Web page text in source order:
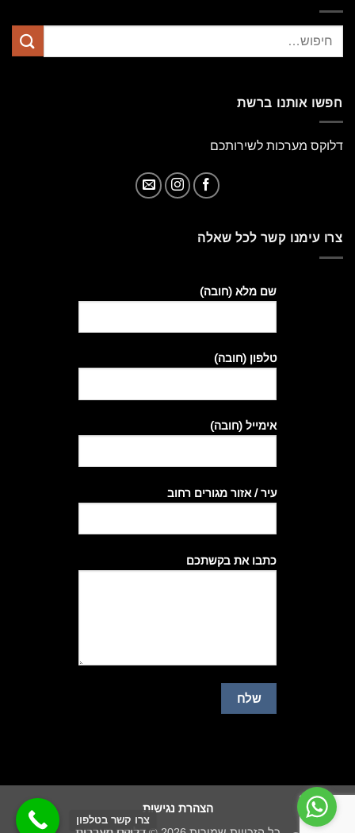
חפשו אותנו ברשת
דלוקס מערכות לשירותכם
צרו עימנו קשר לכל שאלה
שם מלא (חובה)
טלפון (חובה)
אימייל (חובה)
עיר / אזור מגורים רחוב
כתבו את בקשתכם
הצהרת נגישות
צרו קשר בטלפון